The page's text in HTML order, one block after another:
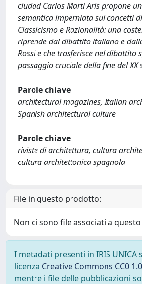
ciudad Carlos Marti Aris propone
semantica imperniata sui concetti
Classicismo e Razionalità: una
riprende dal dibattito italiano e
Rossi e che trasferisce nel dibattito
passaggio cruciale della fine del XX
Parole chiave
architectural magazines, Italian
Spanish architectural culture
Parole chiave
riviste di architettura, cultura
cultura architettonica spagnola
File in questo prodotto:
Non ci sono file associati a
I metadati presenti in IRIS UNICA
licenza Creative Commons CC0
mentre i file delle pubblicazioni